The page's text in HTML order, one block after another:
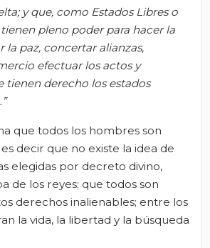
y que, como Estados Libres o
pleno poder para hacer la
la paz, concertar alianzas,
efectuar los actos y
tienen derecho los estados
que todos los hombres son
decir que no existe la idea de
elegidas por decreto divino,
de los reyes; que todos son
derechos inalienables; entre los
la vida, la libertad y la búsqueda